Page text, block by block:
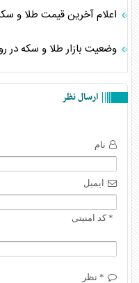
اعلام آخرین قیمت طلا و سکه امروز ٢
وضعیت بازار طلا و سکه در
ارسال نظر
نام
ایمیل
* کد امنیتی
* نظر